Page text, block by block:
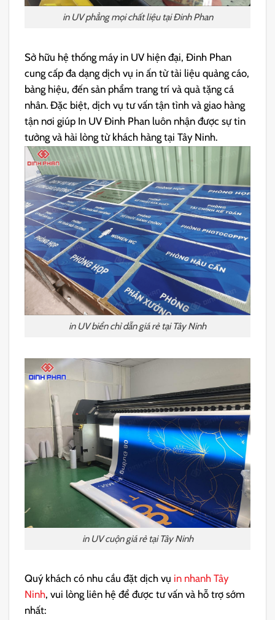
in UV phẳng mọi chất liệu tại Đinh Phan
Sở hữu hệ thống máy in UV hiện đại, Đinh Phan
cung cấp đa dạng dịch vụ in ấn từ tài liệu quảng cáo,
bảng hiệu, đến sản phẩm trang trí và quà tặng cá
nhân. Đặc biệt, dịch vụ tư vấn tận tình và giao hàng
tận nơi giúp In UV Đinh Phan luôn nhận được sự tin
tưởng và hài lòng từ khách hàng tại Tây Ninh.
in UV biển chỉ dẫn giá rẻ tại Tây Ninh
in UV cuộn giá rẻ tại Tây Ninh
Quý khách có nhu cầu đặt dịch vụ in nhanh Tây
Ninh, vui lòng liên hệ để được tư vấn và hỗ trợ sớm
nhất: